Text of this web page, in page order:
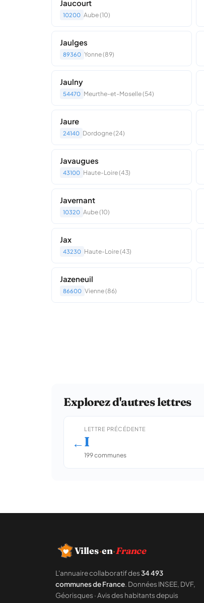
Jaucourt
10200 Aube (10)
Jaulges
89360 Yonne (89)
Jaulny
54470 Meurthe-et-Moselle (54)
Jaure
24140 Dordogne (24)
Javaugues
43100 Haute-Loire (43)
Javernant
10320 Aube (10)
Jax
43230 Haute-Loire (43)
Jazeneuil
86600 Vienne (86)
Explorez d'autres lettres
←
LETTRE PRÉCÉDENTE
I
199 communes
Villes·en·France
L'annuaire collaboratif des34 493
communes de France. Données INSEE, DVF,
Géorisques · Avis des habitants depuis